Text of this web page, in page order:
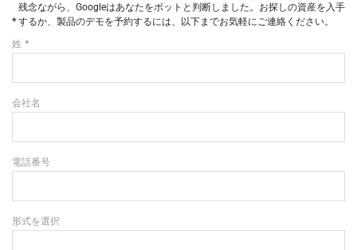
残念ながら、Googleはあなたをボットと判断しました。お探しの資産を入手
するか、製品のデモを予約するには、以下までお気軽にご連絡ください。
姓
会社名
電話番号
形式を選択